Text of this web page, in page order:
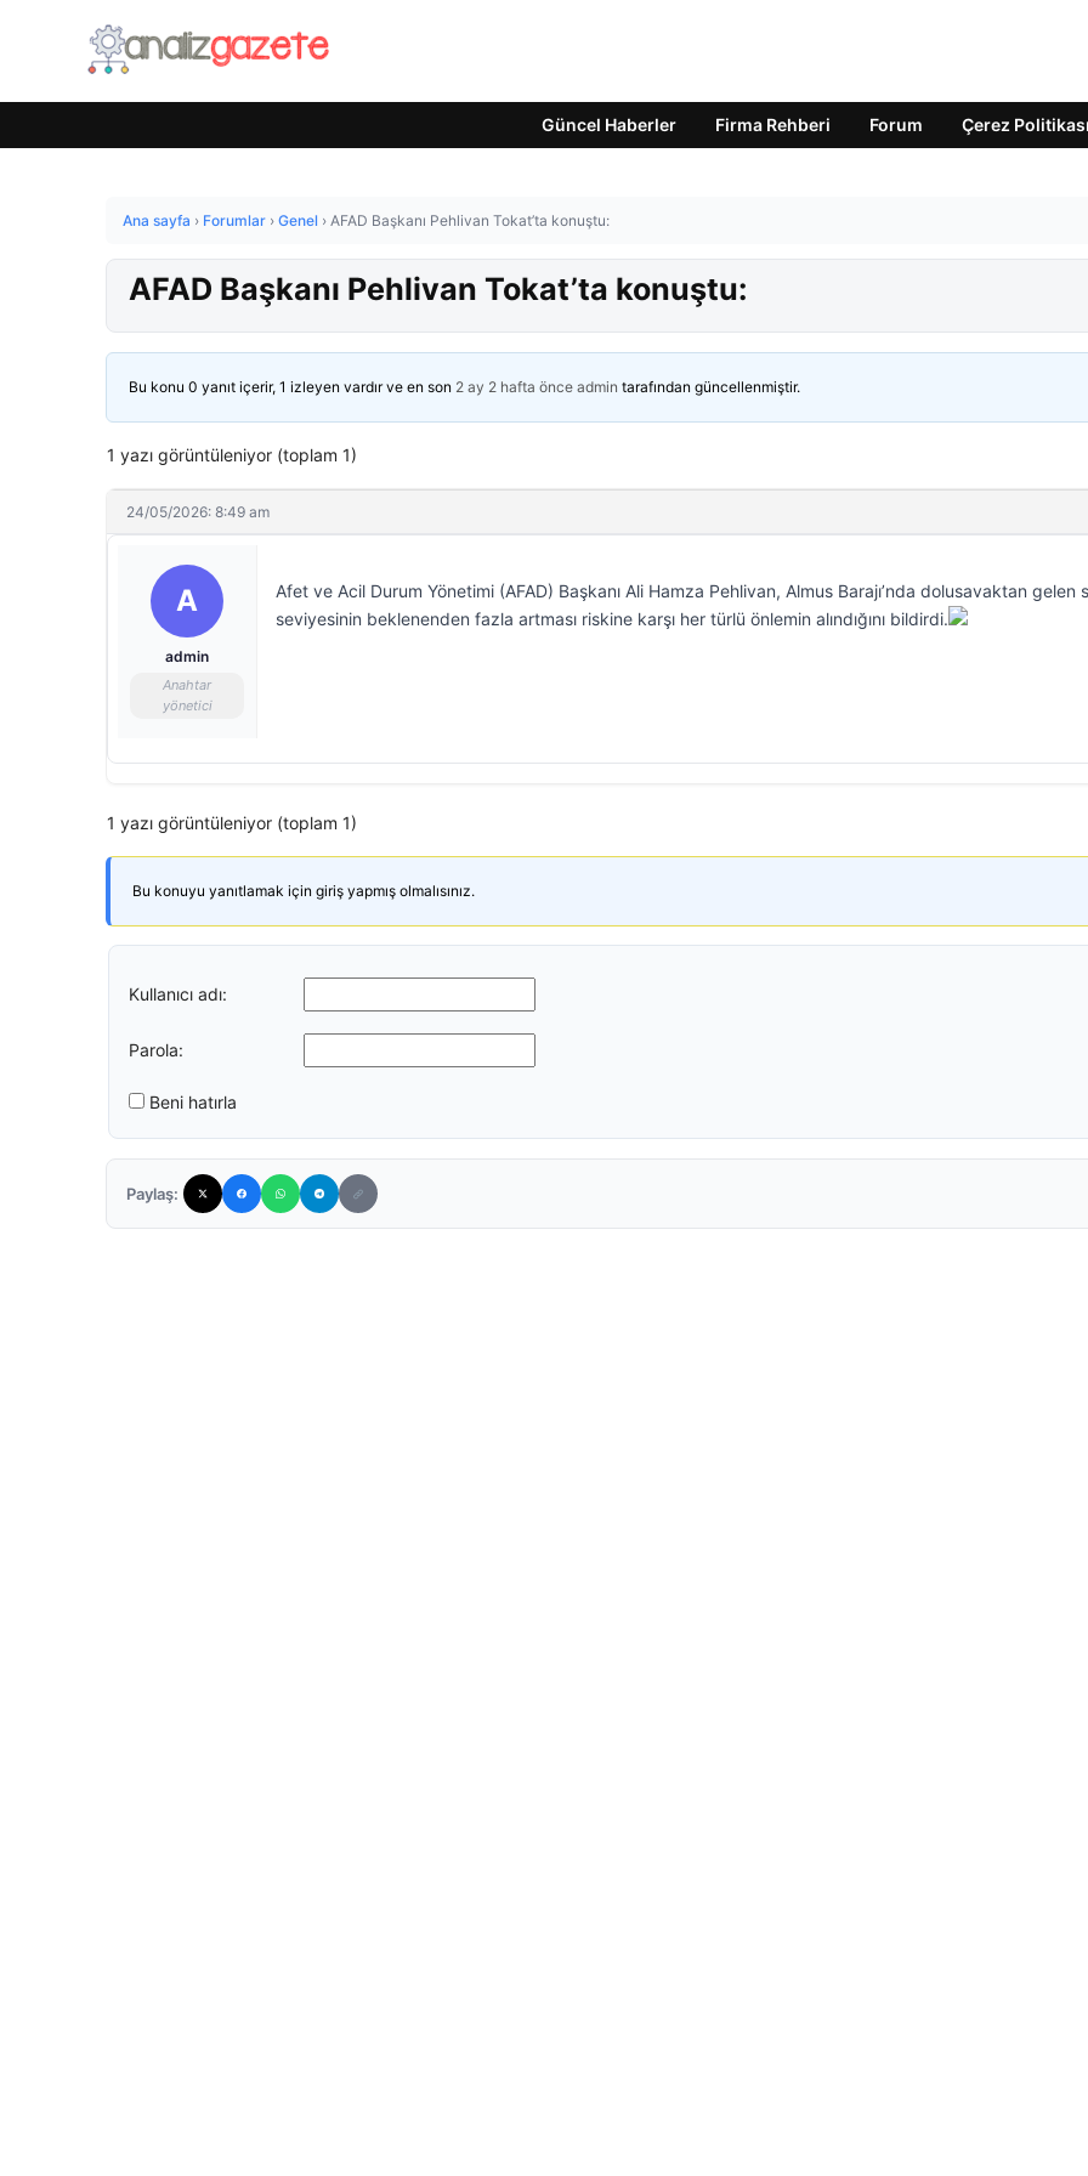
Güncel Haberler Firma Rehberi Forum Çerez Politikası
Ana sayfa › Forumlar › Genel › AFAD Başkanı Pehlivan Tokat’ta konuştu:
AFAD Başkanı Pehlivan Tokat’ta konuştu:
Bu konu 0 yanıt içerir, 1 izleyen vardır ve en son 2 ay 2 hafta önce admin tarafından güncellenmiştir.
1 yazı görüntüleniyor (toplam 1)
24/05/2026: 8:49 am
A
admin
Anahtar
yönetici
Afet ve Acil Durum Yönetimi (AFAD) Başkanı Ali Hamza Pehlivan, Almus Barajı’nda dolusavaktan gelen
seviyesinin beklenenden fazla artması riskine karşı her türlü önlemin alındığını bildirdi.
1 yazı görüntüleniyor (toplam 1)
Bu konuyu yanıtlamak için giriş yapmış olmalısınız.
Kullanıcı adı:
Parola:
Beni hatırla
Paylaş: